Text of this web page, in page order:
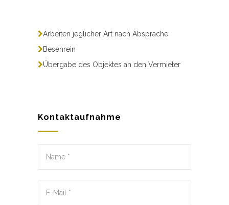
Arbeiten jeglicher Art nach Absprache
Besenrein
Übergabe des Objektes an den Vermieter
Kontaktaufnahme